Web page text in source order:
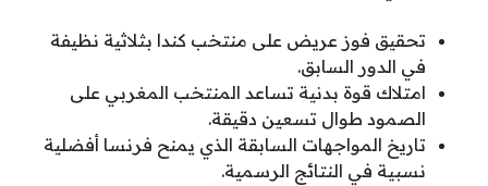
تحقيق فوز عريض على منتخب كندا بثلاثية نظيفة
في الدور السابق.
امتلاك قوة بدنية تساعد المنتخب المغربي على
الصمود طوال تسعين دقيقة.
تاريخ المواجهات السابقة الذي يمنح فرنسا أفضلية
نسبية في النتائج الرسمية.